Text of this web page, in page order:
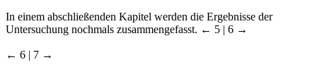
In einem abschließenden Kapitel werden die Ergebnisse der
Untersuchung nochmals zusammengefasst. ← 5 | 6 →
← 6 | 7 →